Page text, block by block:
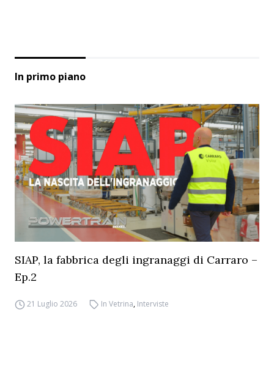
In primo piano
SIAP, la fabbrica degli ingranaggi di Carraro –
Ep.2
21 Luglio 2026 In Vetrina, Interviste